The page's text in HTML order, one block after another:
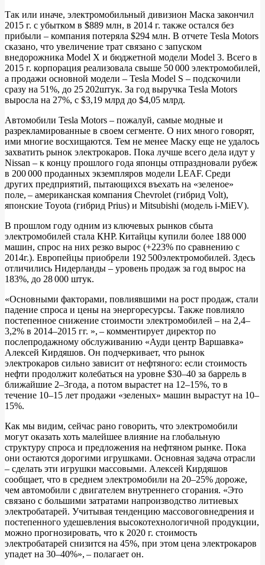
Так или иначе, электромобильный дивизион Маска закончил
2015 г. с убытком в $889 млн, в 2014 г. также остался без
прибыли – компания потеряла $294 млн. В отчете Tesla Motors
сказано, что увеличение трат связано с запуском
внедорожника Model X и бюджетной модели Model 3. Всего в
2015 г. корпорация реализовала свыше 50 000 электромобилей,
а продажи основной модели – Tesla Model S – подскочили
сразу на 51%, до 25 202штук. За год выручка Tesla Motors
выросла на 27%, с $3,19 млрд до $4,05 млрд.
Автомобили Tesla Motors – пожалуй, самые модные и
разрекламированные в своем сегменте. О них много говорят,
ими многие восхищаются. Тем не менее Маску еще не удалось
захватить рынок электрокаров. Пока лучше всего дела идут у
Nissan – к концу прошлого года японцы отпраздновали рубеж
в 200 000 проданных экземпляров модели LEAF. Среди
других предприятий, пытающихся въехать на «зеленое»
поле, – американская компания Chevrolet (гибрид Volt),
японские Toyota (гибрид Prius) и Mitsubishi (модель i‑MiEV).
В прошлом году одним из ключевых рынков сбыта
электромобилей стала КНР. Китайцы купили более 188 000
машин, спрос на них резко вырос (+223% по сравнению с
2014г.). Европейцы приобрели 192 500электромобилей. Здесь
отличились Нидерланды – уровень продаж за год вырос на
183%, до 28 000 штук.
«Основными факторами, повлиявшими на рост продаж, стали
падение спроса и цены на энергоресурсы. Также повлияло
постепенное снижение стоимости электромобилей – на 2,4–
3,2% в 2014–2015 гг. », – комментирует директор по
послепродажному обслуживанию «Ауди центр Варшавка»
Алексей Кирдяшов. Он подчеркивает, что рынок
электрокаров сильно зависит от нефтяного: если стоимость
нефти продолжит колебаться на уровне $30–40 за баррель в
ближайшие 2–3года, а потом вырастет на 12–15%, то в
течение 10–15 лет продажи «зеленых» машин вырастут на 10–
15%.
Как мы видим, сейчас рано говорить, что электромобили
могут оказать хоть малейшее влияние на глобальную
структуру спроса и предложения на нефтяном рынке. Пока
они остаются дорогими игрушками. Основная задача отрасли
– сделать эти игрушки массовыми. Алексей Кирдяшов
сообщает, что в среднем электромобили на 20–25% дороже,
чем автомобили с двигателем внутреннего сгорания. «Это
связано с большими затратами напроизводство литиевых
электробатарей. Учитывая тенденцию массовоговнедрения и
постепенного удешевления высокотехнологичной продукции,
можно прогнозировать, что к 2020 г. стоимость
электробатарей снизится на 45%, при этом цена электрокаров
упадет на 30–40%», – полагает он.